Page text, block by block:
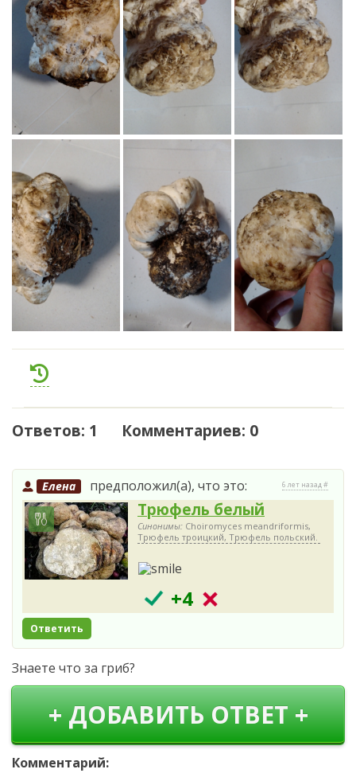
Ответов: 1 Комментариев: 0
Елена предположил(а), что это: 6 лет назад #
Трюфель белый
Синонимы: Choiromyces meandriformis,
Трюфель троицкий, Трюфель польский.
+4
Ответить
Знаете что за гриб?
+ ДОБАВИТЬ ОТВЕТ +
Комментарий: